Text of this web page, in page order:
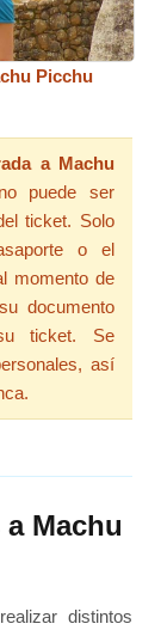
Picchu
a Machu
puede ser
ticket. Solo
o el
momento de
documento
ticket. Se
así
Machu
distintos